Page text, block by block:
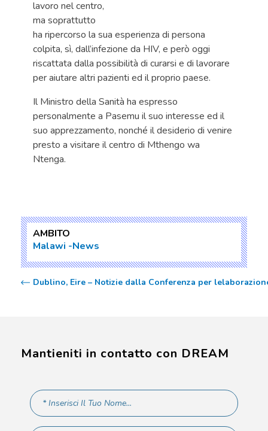
lavoro nel centro,
ma soprattutto
ha ripercorso la sua esperienza di persona
colpita, sì, dall’infezione da HIV, e però oggi
riscattata dalla possibilità di curarsi e di lavorare
per aiutare altri pazienti ed il proprio paese.
Il Ministro della Sanità ha espresso
personalmente a Pasemu il suo interesse ed il
suo apprezzamento, nonché il desiderio di venire
presto a visitare il centro di Mthengo wa
Ntenga.
AMBITO
Malawi News
Dublino, Eire – Notizie dalla Conferenza per
Mantieniti in contatto con DREAM